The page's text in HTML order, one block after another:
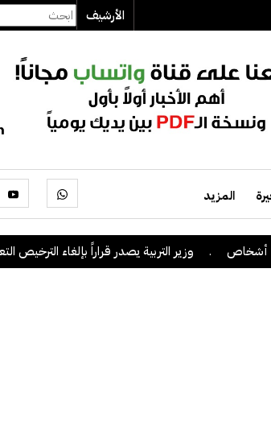
الأرشيف
المزيد
. وزير التربية يصدر قراراً بإلغاء الترخيص التعليمي